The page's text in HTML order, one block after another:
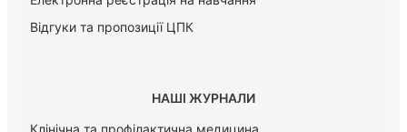
Відгуки та пропозиції ЦПК
НАШІ ЖУРНАЛИ